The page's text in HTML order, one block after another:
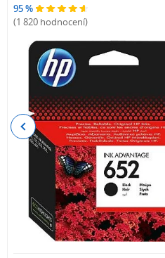
95 %
(1 820 hodnocení)
Previous